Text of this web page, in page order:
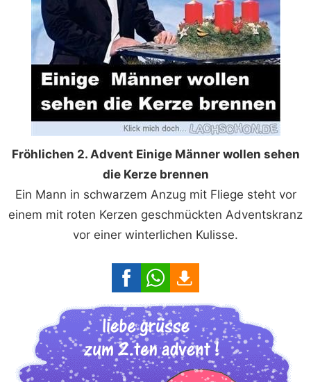
Fröhlichen 2. Advent Einige Männer wollen sehen
die Kerze brennen
Ein Mann in schwarzem Anzug mit Fliege steht vor
einem mit roten Kerzen geschmückten Adventskranz
vor einer winterlichen Kulisse.